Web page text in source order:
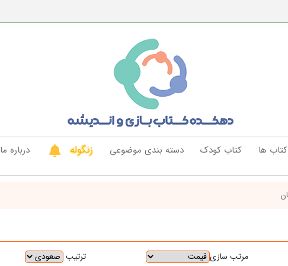
کتاب ها کتاب کودک دسته بندی موضوعی زنگوله درباره ما
مرتب سازی ترتیب